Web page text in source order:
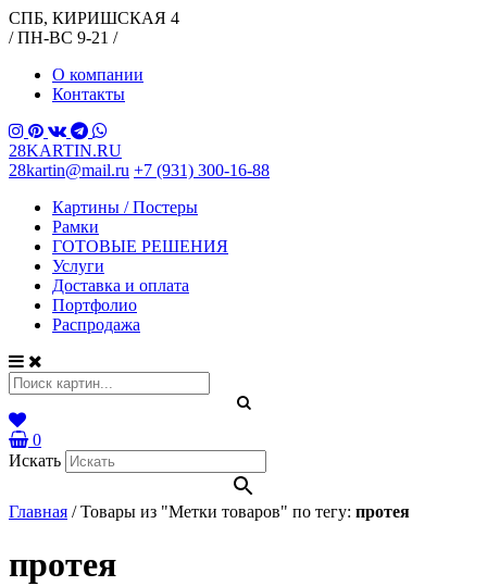
СПБ, КИРИШСКАЯ 4
/ ПН-ВС 9-21 /
О компании
Контакты
28KARTIN.RU
28kartin@mail.ru +7 (931) 300-16-88
Картины / Постеры
Рамки
ГОТОВЫЕ РЕШЕНИЯ
Услуги
Доставка и оплата
Портфолио
Распродажа
0
Искать
Главная /Товары из "Метки товаров" по тегу: протея
протея